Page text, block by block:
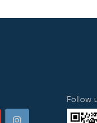
Follow